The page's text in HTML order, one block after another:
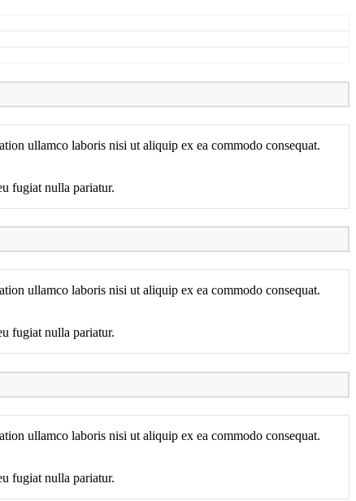
ullamco laboris nisi ut aliquip ex ea commodo consequat.
fugiat nulla pariatur.
ullamco laboris nisi ut aliquip ex ea commodo consequat.
fugiat nulla pariatur.
ullamco laboris nisi ut aliquip ex ea commodo consequat.
fugiat nulla pariatur.